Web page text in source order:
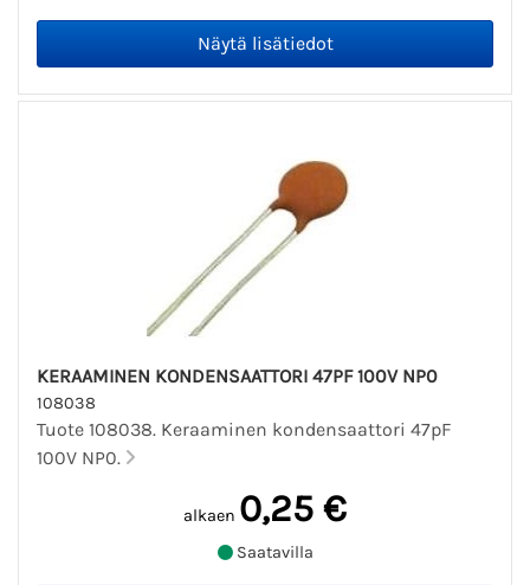
KERAAMINEN KONDENSAATTORI 47PF 100V NP0
108038
Tuote 108038. Keraaminen kondensaattori 47pF
100V NP0.
alkaen 0,25 €
Saatavilla